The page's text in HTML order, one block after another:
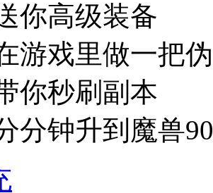
你高级装备
游戏里做一把
你秒刷副本
分钟升到魔兽